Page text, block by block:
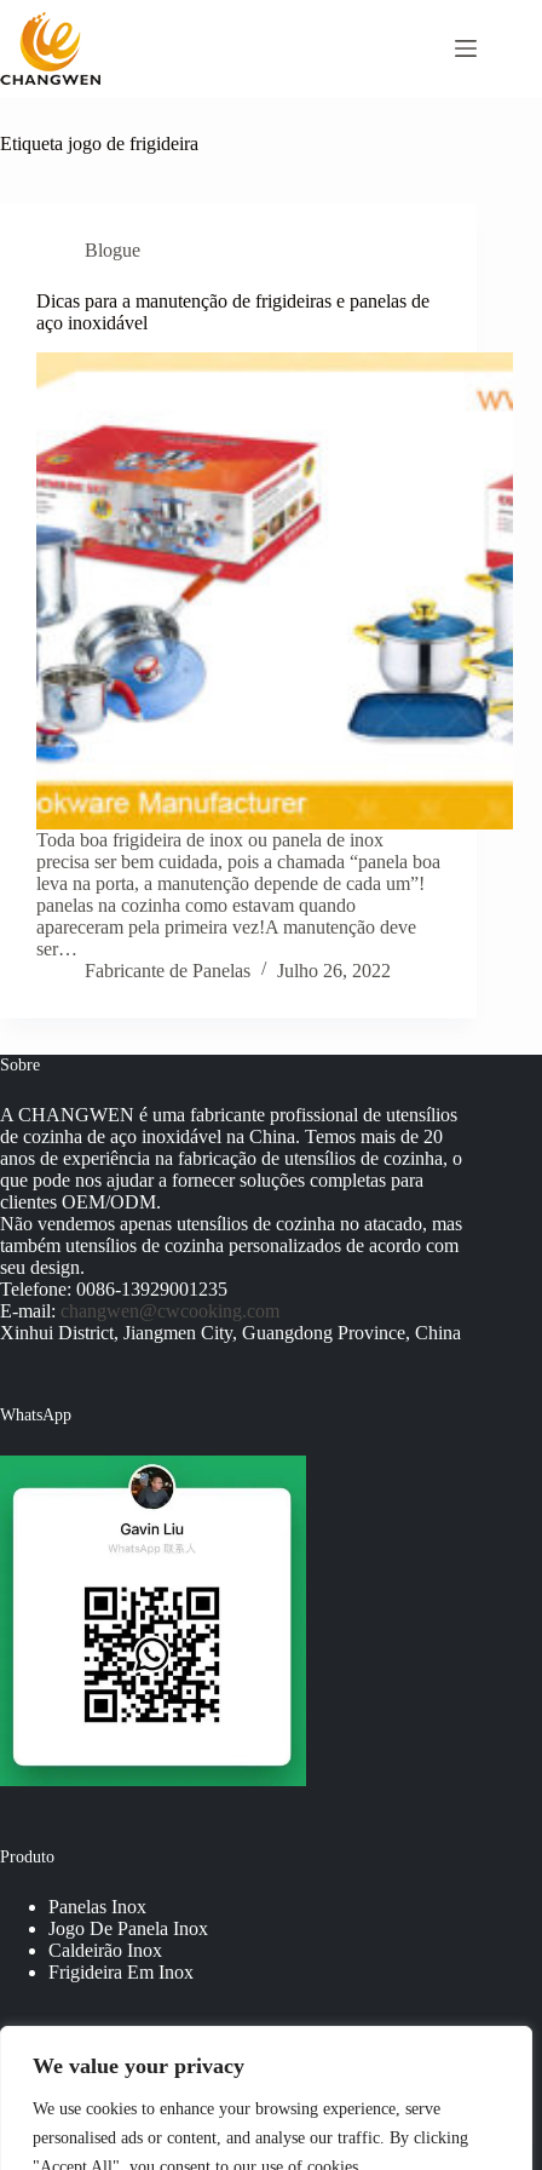
We value your privacy
We use cookies to enhance your browsing experience, serve
personalised ads or content, and analyse our traffic. By clicking
para
conteúdo
Etiqueta jogo de frigideira
Blogue
Dicas para a manutenção de frigideiras e panelas de
aço inoxidável
Toda boa frigideira de inox ou panela de inox
precisa ser bem cuidada, pois a chamada “panela boa
leva na porta, a manutenção depende de cada um”!
panelas na cozinha como estavam quando
apareceram pela primeira vez!A manutenção deve
ser…
Fabricante de Panelas
Julho 26, 2022
Sobre
A CHANGWEN é uma fabricante profissional de utensílios
de cozinha de aço inoxidável na China. Temos mais de 20
anos de experiência na fabricação de utensílios de cozinha, o
que pode nos ajudar a fornecer soluções completas para
clientes OEM/ODM.
Não vendemos apenas utensílios de cozinha no atacado, mas
também utensílios de cozinha personalizados de acordo com
seu design.
Telefone: 0086-13929001235
E-mail: changwen@cwcooking.com
Xinhui District, Jiangmen City, Guangdong Province, China
WhatsApp
Produto
Panelas Inox
Jogo De Panela Inox
Caldeirão Inox
Frigideira Em Inox
Sobre Nós
Panelas Personalizadas